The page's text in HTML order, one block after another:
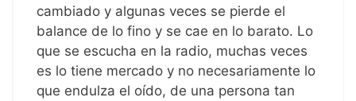
cambiado y algunas veces se pierde el
balance de lo fino y se cae en lo barato. Lo
que se escucha en la radio, muchas veces
es lo tiene mercado y no necesariamente lo
que endulza el oído, de una persona tan